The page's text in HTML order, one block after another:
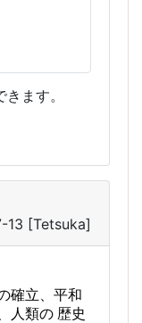
ます。
13 [Tetsuka]
確立、平和
人類の 歴史